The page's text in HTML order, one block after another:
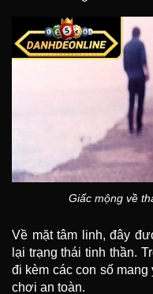
Giấc mộng về
Về mặt tâm linh, đây
lại trạng thái tinh thần.
đi kèm các con số
chơi an toàn.